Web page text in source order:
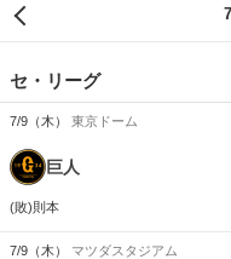
セ・リーグ
7/9（木） 東京ドーム
巨人
(敗)則本
7/9（木） マツダスタジアム